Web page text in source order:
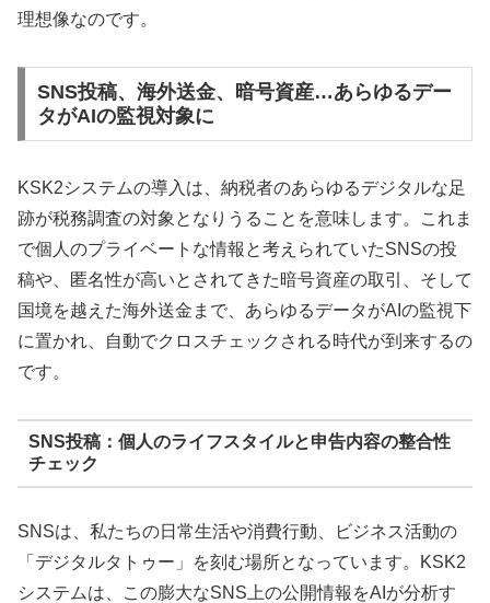
理想像なのです。
SNS投稿、海外送金、暗号資産…あらゆるデー
タがAIの監視対象に
KSK2システムの導入は、納税者のあらゆるデジタルな足
跡が税務調査の対象となりうることを意味します。これま
で個人のプライベートな情報と考えられていたSNSの投
稿や、匿名性が高いとされてきた暗号資産の取引、そして
国境を越えた海外送金まで、あらゆるデータがAIの監視下
に置かれ、自動でクロスチェックされる時代が到来するの
です。
SNS投稿：個人のライフスタイルと申告内容の整合性
チェック
SNSは、私たちの日常生活や消費行動、ビジネス活動の
「デジタルタトゥー」を刻む場所となっています。KSK2
システムは、この膨大なSNS上の公開情報をAIが分析す